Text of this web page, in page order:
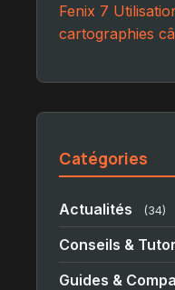
Fenix 7
cartographies
Catégories
Actualités (34)
Conseils &
Guides &